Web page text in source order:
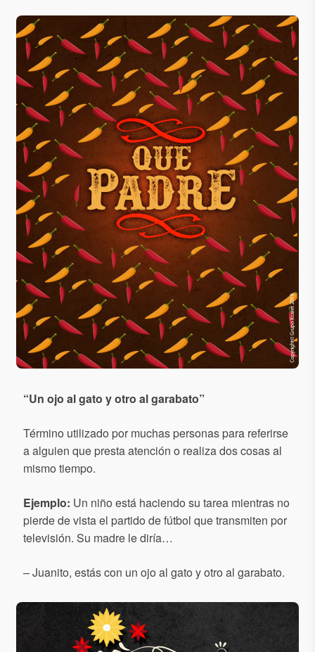
“Un ojo al gato y otro al garabato”
Término utilizado por muchas personas para referirse
a alguien que presta atención o realiza dos cosas al
mismo tiempo.
Ejemplo: Un niño está haciendo su tarea mientras no
pierde de vista el partido de fútbol que transmiten por
televisión. Su madre le diría…
– Juanito, estás con un ojo al gato y otro al garabato.